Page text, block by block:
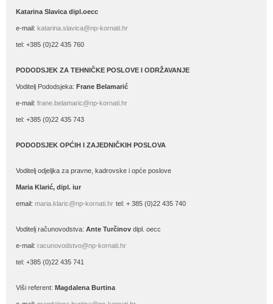
Katarina Slavica dipl.oecc
e-mail: katarina.slavica@np-kornati.hr
tel: +385 (0)22 435 760
PODODSJEK ZA TEHNIČKE POSLOVE I ODRŽAVANJE
Voditelj Pododsjeka: Frane Belamarić
e-mail: frane.belamaric@np-kornati.hr
tel: +385 (0)22 435 743
PODODSJEK OPĆIH I ZAJEDNIČKIH POSLOVA
Voditelj odjeljka za pravne, kadrovske i opće poslove
Maria Klarić, dipl. iur
email: maria.klaric@np-kornati.hr tel: + 385 (0)22 435 740
Voditelj računovodstva: Ante Turčinov dipl. oecc
e-mail: racunovodstvo@np-kornati.hr
tel: +385 (0)22 435 741
Viši referent: Magdalena Burtina